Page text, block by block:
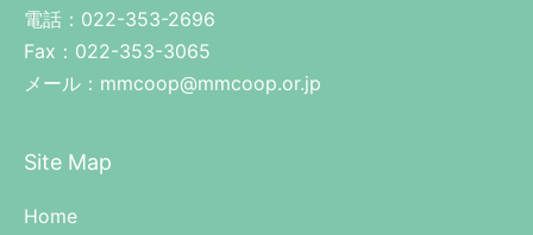
電話：022-353-2696
Fax：022-353-3065
メール：mmcoop@mmcoop.or.jp
Site Map
Home